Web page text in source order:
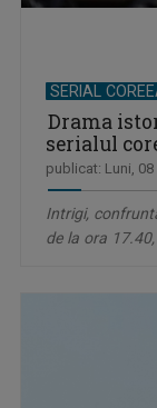
SERIAL
Drama
serialul
publicat: Luni, 08
Intrigi,
de la ora